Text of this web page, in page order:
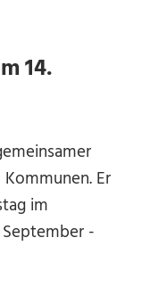
14.
Er
im
-